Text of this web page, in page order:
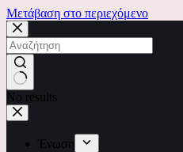
Μετάβαση στο περιεχόμενο
No results
Ένωση